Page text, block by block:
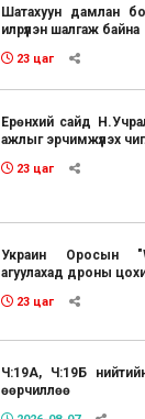
Шатахуун дамлан
илрүүлэн шалгаж байна
23 цаг
Ерөнхий сайд
ажлыг эрчимжүүлэх
23 цаг
Украин Оросын
агуулахад дроны
23 цаг
Ч:19А, Ч:19Б
өөрчиллөө